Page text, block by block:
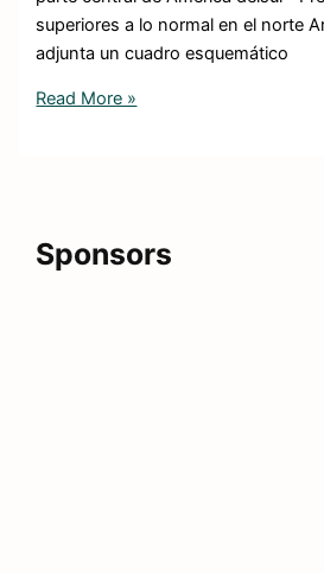
superiores a lo normal en el norte
adjunta un cuadro esquemático
Read More »
Sponsors